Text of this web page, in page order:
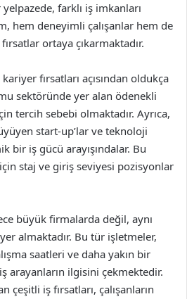
farklı iş imkanları
hem deneyimli çalışanlar hem de
ortaya çıkarmaktadır.
fırsatları açısından oldukça
sektöründe yer alan ödenekli
tercih sebebi olmaktadır. Ayrıca,
start-up’lar ve teknoloji
bir iş gücü arayışındalar. Bu
staj ve giriş seviyesi pozisyonlar
büyük firmalarda değil, aynı
almaktadır. Bu tür işletmeler,
saatleri ve daha yakın bir
arayanların ilgisini çekmektedir.
çeşitli iş fırsatları, çalışanların